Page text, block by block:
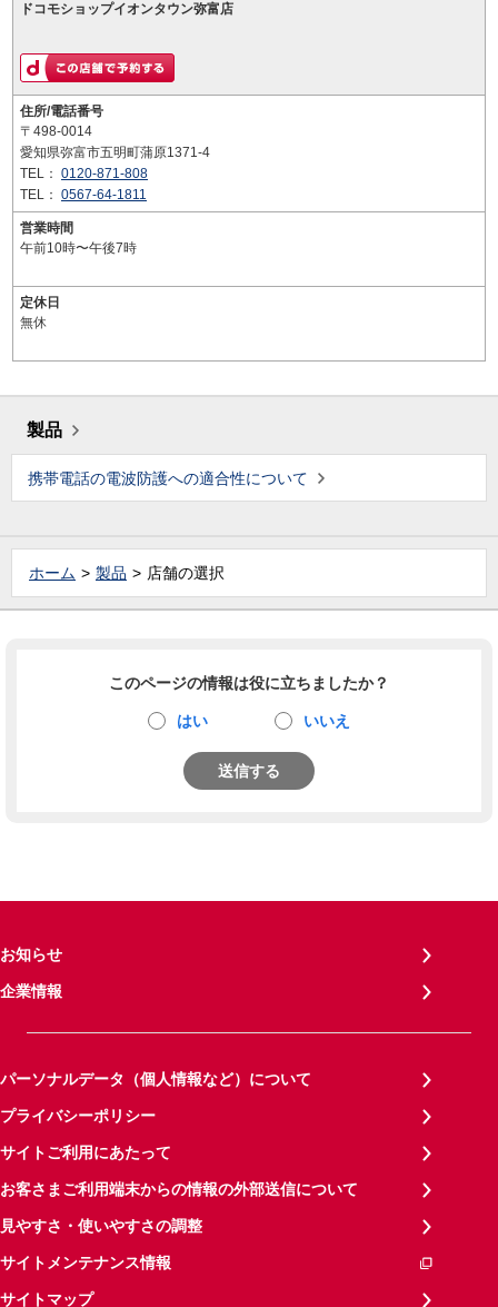
ドコモショップイオンタウン弥富店
住所/電話番号
〒498-0014
愛知県弥富市五明町蒲原1371-4
TEL： 0120-871-808
TEL： 0567-64-1811
営業時間
午前10時〜午後7時
定休日
無休
製品
携帯電話の電波防護への適合性について
ホーム 製品 店舗の選択
このページの情報は役に立ちましたか？
はい いいえ
送信する
お知らせ
企業情報
パーソナルデータ（個人情報など）について
プライバシーポリシー
サイトご利用にあたって
お客さまご利用端末からの情報の外部送信について
見やすさ・使いやすさの調整
サイトメンテナンス情報
サイトマップ